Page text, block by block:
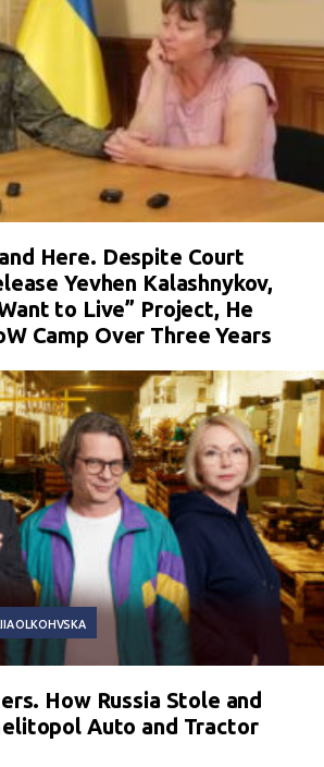
Here. Despite Court
Yevhen Kalashnykov,
to Live” Project, He
Camp Over Three Years
OLKOHVSKA
How Russia Stole and
Auto and Tractor